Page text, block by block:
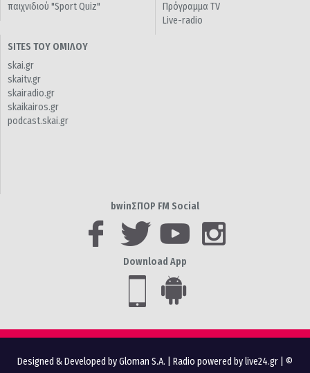
παιχνιδιού "Sport Quiz"
Πρόγραμμα TV
Live-radio
SITES ΤΟΥ ΟΜΙΛΟΥ
skai.gr
skaitv.gr
skairadio.gr
skaikairos.gr
podcast.skai.gr
bwinΣΠΟΡ FM Social
Download App
Designed & Developed by Gloman S.A. Radio powered by live24.gr | ©